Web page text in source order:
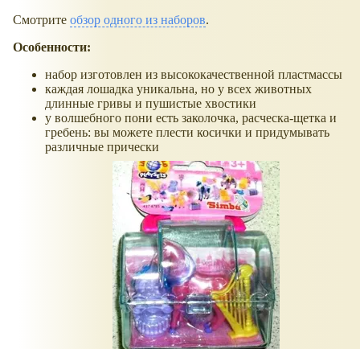
Смотрите обзор одного из наборов.
Особенности:
набор изготовлен из высококачественной пластмассы
каждая лошадка уникальна, но у всех животных
длинные гривы и пушистые хвостики
у волшебного пони есть заколочка, расческа-щетка и
гребень: вы можете плести косички и придумывать
различные прически